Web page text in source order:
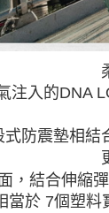
注入的DNA
防震墊相結
，結合伸縮
當於 7個塑料